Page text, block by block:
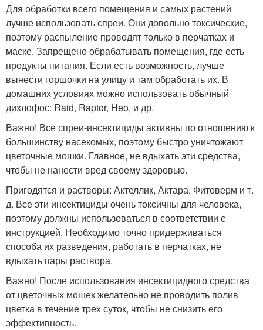
Для обработки всего помещения и самых растений
лучше использовать спреи. Они довольно токсические,
поэтому распыление проводят только в перчатках и
маске. Запрещено обрабатывать помещения, где есть
продукты питания. Если есть возможность, лучше
вынести горшочки на улицу и там обработать их. В
домашних условиях можно использовать обычный
дихлофос: Raid, Raptor, Heo, и др.
Важно! Все спреи-инсектициды активны по отношению к
большинству насекомых, поэтому быстро уничтожают
цветочные мошки. Главное, не вдыхать эти средства,
чтобы не нанести вред своему здоровью.
Пригодятся и растворы: Актеллик, Актара, Фитоверм и т.
д. Все эти инсектициды очень токсичны для человека,
поэтому должны использоваться в соответствии с
инструкцией. Необходимо точно придерживаться
способа их разведения, работать в перчатках, не
вдыхать пары раствора.
Важно! После использования инсектицидного средства
от цветочных мошек желательно не проводить полив
цветка в течение трех суток, чтобы не снизить его
эффективность.